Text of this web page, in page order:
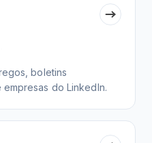
boletins
do LinkedIn.